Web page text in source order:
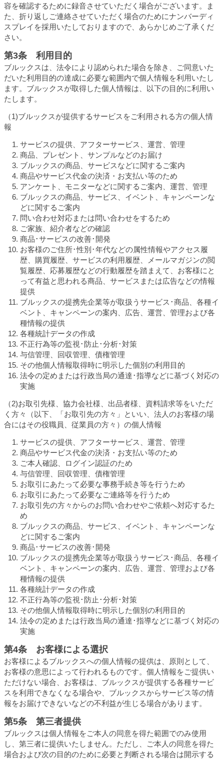
容を確認するために録音させていただく場合がございます。ま
た、折り返しご連絡させていただく場合のためにナンバーディ
スプレイを採用いたしておりますので、あらかじめご了承くだ
さい。
第3条 利用目的
ブルックスは、法令により認められた場合を除き、ご同意いた
だいた利用目的の達成に必要な範囲内で個人情報を利用いたし
ます。ブルックスが取得した個人情報は、以下の目的に利用い
たします。
（1)ブルックスが提供するサービスをご利用される方の個人情
報
サービスの提供、アフターサービス、運営、管理
商品、プレゼント、サンプルなどのお届け
ブルックスの商品、サービスなどに関するご案内
商品やサービス代金の決済・お支払い等のため
アンケート、モニターなどに関するご案内、運営、管理
ブルックスの商品、サービス、イベント、キャンペーンな
どに関するご案内
問い合わせ対応または問い合わせをするため
ご家族、紹介者などの確認
商品･サービスの改善･開発
お客様のご住所･性別･年代などの属性情報やアクセス履
歴、購買履歴、サービスの利用履歴、メールマガジンの閲
覧履歴、応募履歴などの行動履歴を踏まえて、お客様にと
って有益と思われる商品、サービスまたは広告などの情報
提供
ブルックスの提携先企業等が取扱うサービス･商品、各種イ
ベント、キャンペーンの案内、広告、運営、管理および各
種情報の提供
各種統計データの作成
不正行為等の監視･防止･分析･対策
与信管理、回収管理、債権管理
その他個人情報取得時に明示した個別の利用目的
法令の定めまたは行政当局の通達･指導などに基づく対応の
実施
（2)お取引先様、協力会社様、出品者様、資料請求等をいただ
く方々（以下、「お取引先の方々」といい、法人のお客様の場
合にはその役職員、従業員の方々）の個人情報
サービスの提供、アフターサービス、運営、管理
商品やサービス代金の決済・お支払い等のため
ご本人確認、ログイン認証のため
与信管理、回収管理、債権管理
お取引にあたって必要な事務手続き等を行うため
お取引にあたって必要なご連絡等を行うため
お取引先の方々からのお問い合わせやご依頼へ対応するた
め
ブルックスの商品、サービス、イベント、キャンペーンな
どに関するご案内
商品･サービスの改善･開発
ブルックスの提携先企業等が取扱うサービス･商品、各種イ
ベント、キャンペーンの案内、広告、運営、管理および各
種情報の提供
各種統計データの作成
不正行為等の監視･防止･分析･対策
その他個人情報取得時に明示した個別の利用目的
法令の定めまたは行政当局の通達･指導などに基づく対応の
実施
第4条 お客様による選択
お客様によるブルックスへの個人情報の提供は、原則として、
お客様の意思によって行われるものです。個人情報をご提供い
ただけない場合、お客様は、ブルックスが提供する各種サービ
スを利用できなくなる場合や、ブルックスからサービス等の情
報をお届けできないなどの不利益が生じる場合があります。
第5条 第三者提供
ブルックスは個人情報をご本人の同意を得た範囲でのみ使用
し、第三者に提供いたしません。ただし、ご本人の同意を得た
場合および次の目的のために必要と判断される場合は開示する